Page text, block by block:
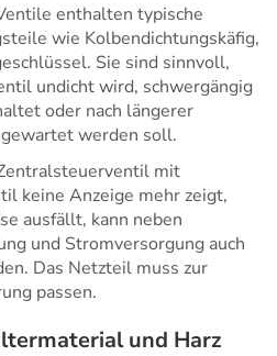
enthalten typische
wie Kolbendichtungskäfig,
Sie sind sinnvoll,
undicht wird, schwergängig
oder nach längerer
werden soll.
mit
keine Anzeige mehr zeigt,
ausfällt, kann neben
und Stromversorgung auch
Das Netzteil muss zur
passen.
und Harz